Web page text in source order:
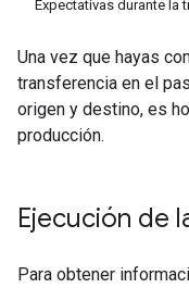
Expectativas durante la
Una vez que hayas
transferencia en el
origen y destino, es
producción.
Ejecución de
Para obtener